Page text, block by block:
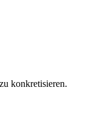
konkretisieren.